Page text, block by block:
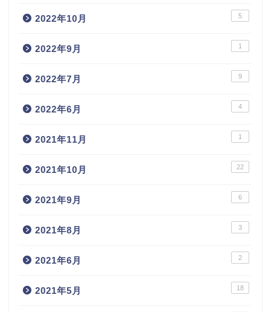
2022年10月 5
2022年9月 1
2022年7月 9
2022年6月 4
2021年11月 1
2021年10月 22
2021年9月 6
2021年8月 3
2021年6月 2
2021年5月 18